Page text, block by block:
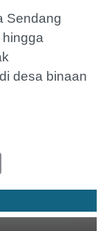
Sendang
desa binaan
PHBN di